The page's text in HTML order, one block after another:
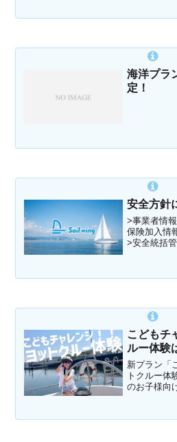
日（日）の
海洋プラ
定！
安全方針
>事業者情
保険加入情
>安全統括
基準 含む）
こどもチ
ルー体験
新プラン「
トクルー体
のお子様向
り…わくわ